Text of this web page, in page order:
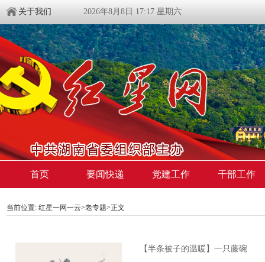
关于我们 2026年8月8日 17:17 星期六
首页 要闻快递 党建工作 干部工作
当前位置: 红星一网一云>老专题>正文
【半条被子的温暖】一只藤碗